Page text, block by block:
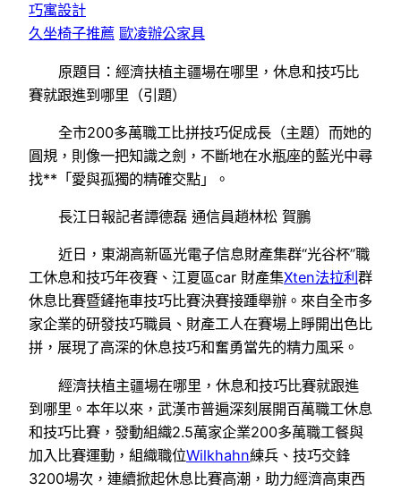
巧寓設計
久坐椅子推薦 歐凌辦公家具
原題目：經濟扶植主疆場在哪里，休息和技巧比
賽就跟進到哪里（引題）
全市200多萬職工比拼技巧促成長（主題）而她的
圓規，則像一把知識之劍，不斷地在水瓶座的藍光中尋
找**「愛與孤獨的精確交點」。
長江日報記者譚德磊 通信員趙林松 賀鵬
近日，東湖高新區光電子信息財產集群“光谷杯”職
工休息和技巧年夜賽、江夏區car 財產集Xten法拉利 群
休息比賽暨鏟拖車技巧比賽決賽接踵舉辦。來自全市多
家企業的研發技巧職員、財產工人在賽場上睜開出色比
拼，展現了高深的休息技巧和奮勇當先的精力風采。
經濟扶植主疆場在哪里，休息和技巧比賽就跟進
到哪里。本年以來，武漢市普遍深刻展開百萬職工休息
和技巧比賽，發動組織2.5萬家企業200多萬職工餐與
加入比賽運動，組織職位Wilkhahn練兵、技巧交鋒
3200場次，連續掀起休息比賽高潮，助力經濟高東西